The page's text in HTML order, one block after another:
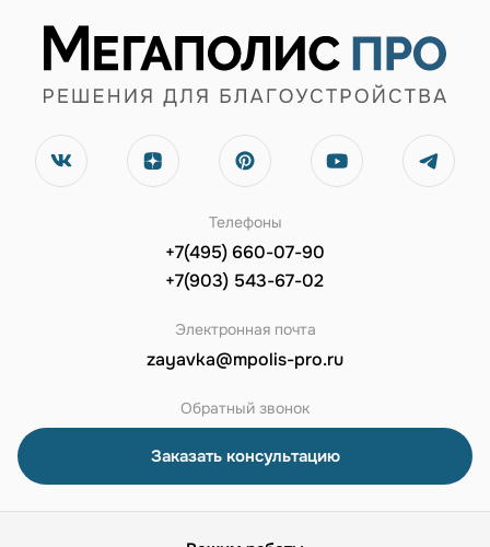
Телефоны
+7(495) 660-07-90
+7(903) 543-67-02
Электронная почта
zayavka@mpolis-pro.ru
Обратный звонок
Заказать консультацию